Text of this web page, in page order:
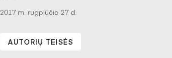
2017 m. rugpjūčio 27 d.
AUTORIŲ TEISĖS